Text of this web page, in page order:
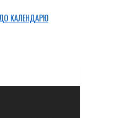
КАЛЕНДАРЮ